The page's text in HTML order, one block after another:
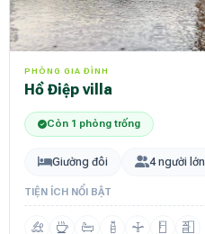
PHÒNG GIA ĐÌNH
Hồ Điệp villa
Còn 1 phòng trống
Giường đôi 4 người lớn
TIỆN ÍCH NỔI BẬT